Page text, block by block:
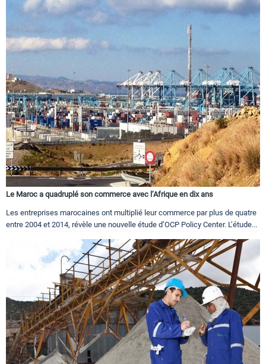
Le Maroc a quadruplé son commerce avec l’Afrique en dix ans
Les entreprises marocaines ont multiplié leur commerce par plus de quatre
entre 2004 et 2014, révèle une nouvelle étude d’OCP Policy Center. L’étude...